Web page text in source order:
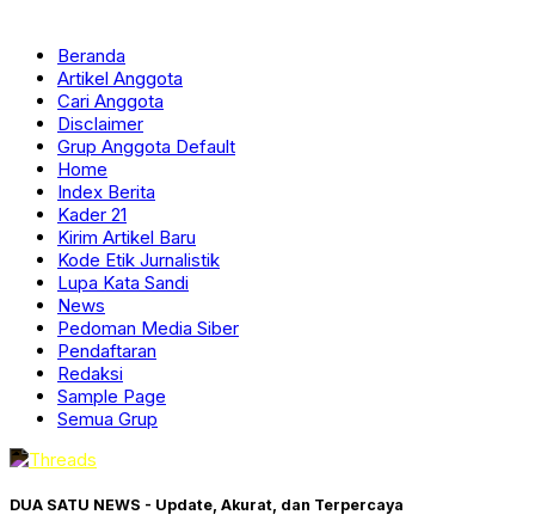
Beranda
Artikel Anggota
Cari Anggota
Disclaimer
Grup Anggota Default
Home
Index Berita
Kader 21
Kirim Artikel Baru
Kode Etik Jurnalistik
Lupa Kata Sandi
News
Pedoman Media Siber
Pendaftaran
Redaksi
Sample Page
Semua Grup
DUA SATU NEWS - Update, Akurat, dan Terpercaya